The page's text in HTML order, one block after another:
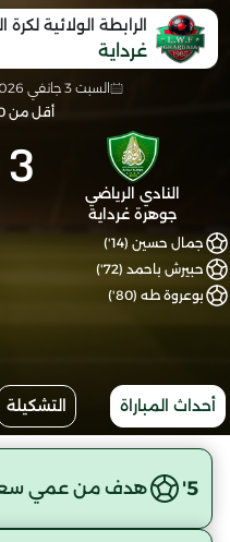
الرابطة الولائية لكرة
غرداية
السبت 3 جانفي 2026
أقل من 20 أ
النادي الرياضي
جوهرة غرداية
3
جمال حسين (14')
حبيرش باحمد (72')
بوعروة طه (80')
أحداث المباراة التشكيلة
5' هدف من عمي